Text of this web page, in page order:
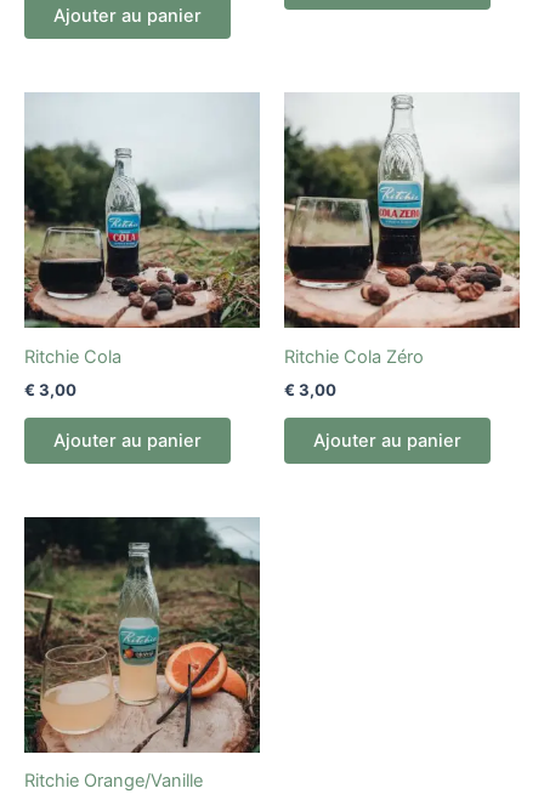
Ajouter au panier
Ritchie Cola
€ 3,00
Ajouter au panier
Ritchie Cola Zéro
€ 3,00
Ajouter au panier
Ritchie Orange/Vanille